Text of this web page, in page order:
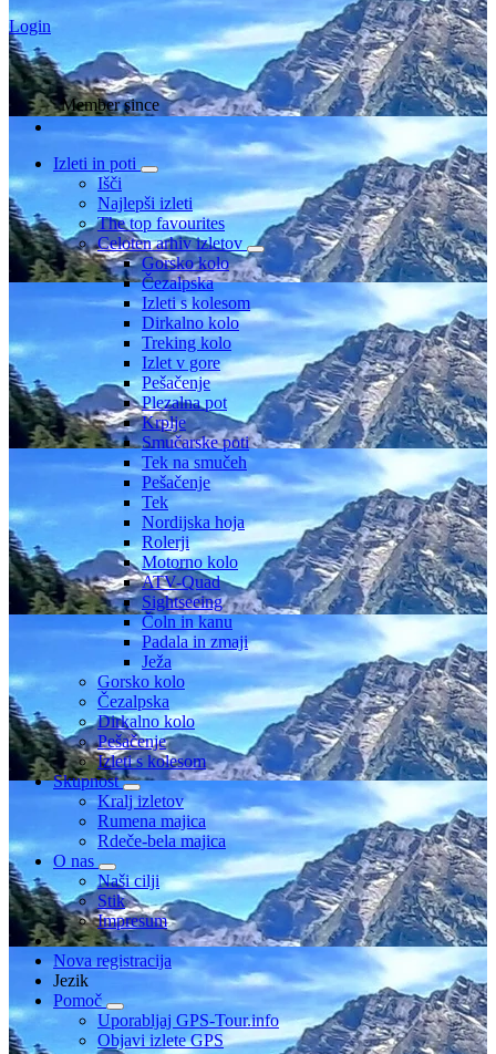
Login
Member since
Izleti in poti
Išči
Najlepši izleti
The top favourites
Celoten arhiv izletov
Gorsko kolo
Čezalpska
Izleti s kolesom
Dirkalno kolo
Treking kolo
Izlet v gore
Pešačenje
Plezalna pot
Krplje
Smučarske poti
Tek na smučeh
Pešačenje
Tek
Nordijska hoja
Rolerji
Motorno kolo
ATV-Quad
Sightseeing
Čoln in kanu
Padala in zmaji
Ježa
Gorsko kolo
Čezalpska
Dirkalno kolo
Pešačenje
Izleti s kolesom
Skupnost
Kralj izletov
Rumena majica
Rdeče-bela majica
O nas
Naši cilji
Stik
Impresum
Nova registracija
Jezik
Pomoč
Uporabljaj GPS-Tour.info
Objavi izlete GPS